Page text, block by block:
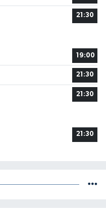
21:30
19:00
21:30
21:30
21:30